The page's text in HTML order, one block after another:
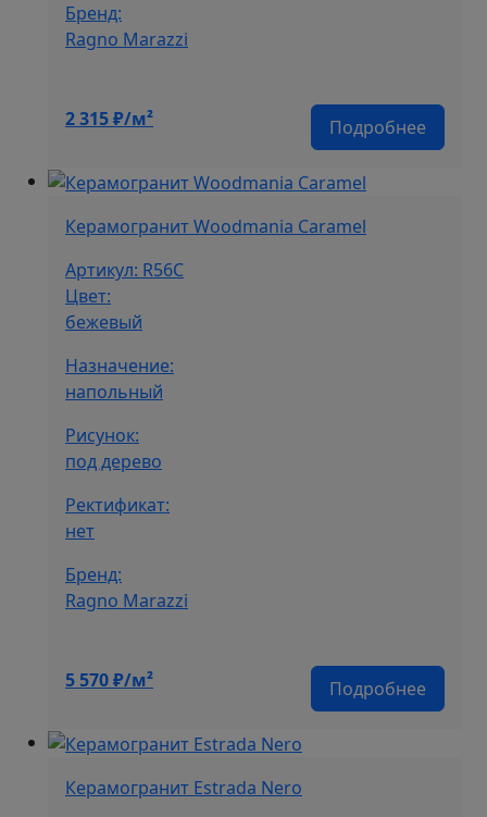
Бренд:
Ragno Marazzi
Подробнее
2 315₽/м²
Керамогранит Woodmania Caramel
Артикул: R56C
Цвет:
бежевый
Назначение:
напольный
Рисунок:
под дерево
Ректификат:
нет
Бренд:
Ragno Marazzi
Подробнее
5 570₽/м²
Керамогранит Estrada Nero